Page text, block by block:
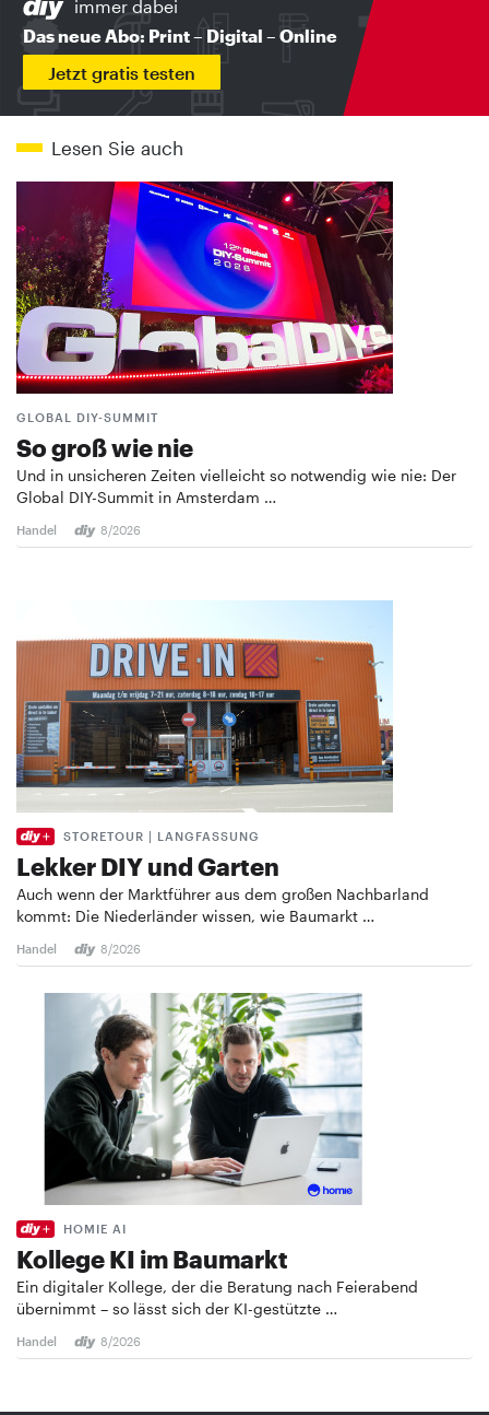
immer dabei
Das neue Abo: Print – Digital – Online
Jetzt gratis testen
Lesen Sie auch
GLOBAL DIY-SUMMIT
So groß wie nie
Und in unsicheren Zeiten vielleicht so notwendig wie nie: Der
Global DIY-Summit in Amsterdam …
Handel 8/2026
STORETOUR | LANGFASSUNG
Lekker DIY und Garten
Auch wenn der Marktführer aus dem großen Nachbarland
kommt: Die Niederländer wissen, wie Baumarkt …
Handel 8/2026
HOMIE AI
Kollege KI im Baumarkt
Ein digitaler Kollege, der die Beratung nach Feierabend
übernimmt – so lässt sich der KI-gestützte …
Handel 8/2026